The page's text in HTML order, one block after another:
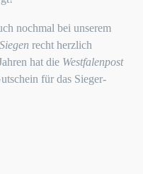
nochmal bei unserem
recht herzlich
hat die Westfalenpost
für das Sieger-